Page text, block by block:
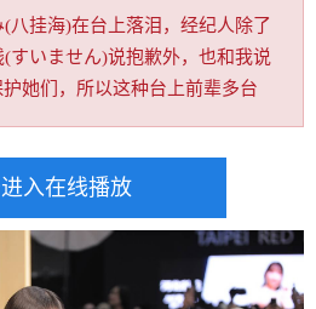
八挂海)在台上落泪，经纪人除了
すいません)说抱歉外，也和我说
护她们，所以这种台上前辈多台
入在线播放